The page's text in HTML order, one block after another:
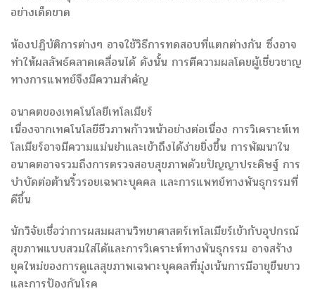
อย่างเด็ดขาด
ห้องปฏิบัติการต่างๆ อาจใช้วิธีการทดสอบที่แตกต่างกัน ซึ่งอาจ
ทำให้ผลลัพธ์คลาดเคลื่อนได้ ดังนั้น การตีความผลโดยผู้เชี่ยวชาญ
ทางการแพทย์จึงมีความสำคัญ
อนาคตของเทคโนโลยีเทโลเมียร์
เนื่องจากเทคโนโลยีชีวภาพก้าวหน้าอย่างต่อเนื่อง การวิเคราะห์เท
โลเมียร์อาจมีความแม่นยำและเข้าถึงได้ง่ายยิ่งขึ้น การพัฒนาใน
อนาคตอาจรวมถึงการตรวจสอบสุขภาพด้วยปัญญาประดิษฐ์ การ
บำบัดต่อต้านริ้วรอยเฉพาะบุคคล และการแพทย์ทางพันธุกรรมที่
ดีขึ้น
นักวิจัยเชื่อว่าการผสมผสานวิทยาศาสตร์เทโลเมียร์เข้ากับอุปกรณ์
สุขภาพแบบสวมใส่ได้และการวิเคราะห์ทางพันธุกรรม อาจสร้าง
ยุคใหม่ของการดูแลสุขภาพเฉพาะบุคคลที่มุ่งเน้นการมีอายุยืนยาว
และการป้องกันโรค